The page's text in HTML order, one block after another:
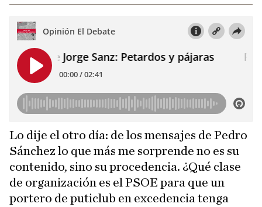
Lo dije el otro día: de los mensajes de Pedro
Sánchez lo que más me sorprende no es su
contenido, sino su procedencia. ¿Qué clase
de organización es el PSOE para que un
portero de puticlub en excedencia tenga